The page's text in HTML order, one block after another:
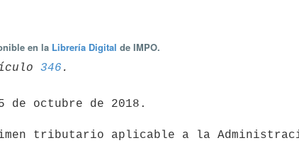
en la Librería Digital de IMPO.
346